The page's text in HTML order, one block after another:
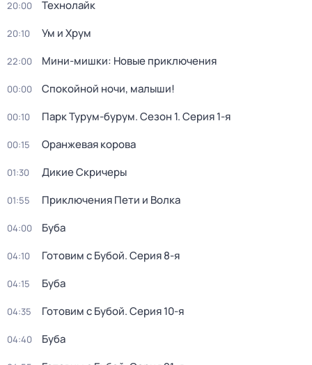
20:00 Технолайк
20:10 Ум и Хрум
22:00 Мини-мишки: Новые приключения
00:00 Спокойной ночи, малыши!
00:10 Парк Турум-бурум. Сезон 1. Серия 1-я
00:15 Оранжевая корова
01:30 Дикие Скричеры
01:55 Приключения Пети и Волка
04:00 Буба
04:10 Готовим с Бубой. Серия 8-я
04:15 Буба
04:35 Готовим с Бубой. Серия 10-я
04:40 Буба